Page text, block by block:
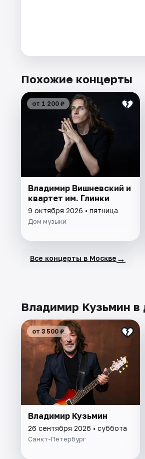
Похожие концерты
от 1 200 ₽
Владимир Вишневский и
квартет им. Глинки
9 октября 2026 • пятница
Дом музыки
Все концерты в Москве →
Владимир Кузьмин в
от 3 500 ₽
Владимир Кузьмин
26 сентября 2026 • суббота
Санкт-Петербург